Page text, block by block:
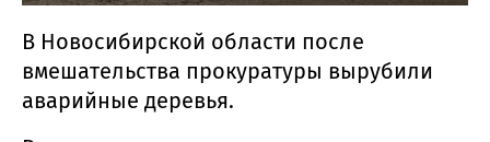
В Новосибирской области после
вмешательства прокуратуры вырубили
аварийные деревья.